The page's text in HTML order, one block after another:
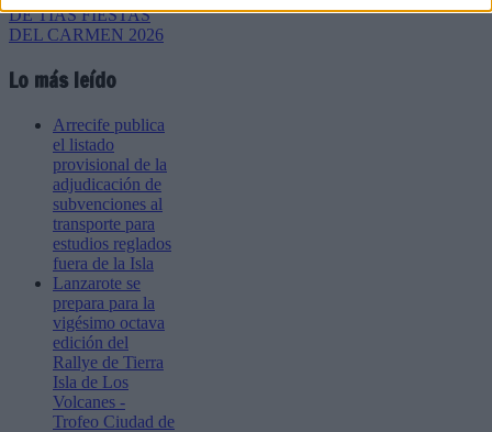
Lo más leído
Arrecife publica
el listado
provisional de la
adjudicación de
subvenciones al
transporte para
estudios reglados
fuera de la Isla
Lanzarote se
prepara para la
vigésimo octava
edición del
Rallye de Tierra
Isla de Los
Volcanes -
Trofeo Ciudad de